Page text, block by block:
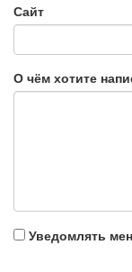
Сайт
О чём хотите
Уведомлять